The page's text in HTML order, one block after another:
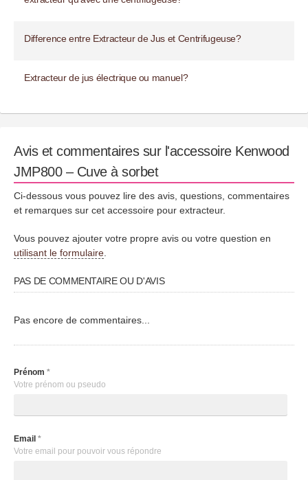
Difference entre Extracteur de Jus et Centrifugeuse?
Extracteur de jus électrique ou manuel?
Avis et commentaires sur l'accessoire Kenwood
JMP800 – Cuve à sorbet
Ci-dessous vous pouvez lire des avis, questions, commentaires
et remarques sur cet accessoire pour extracteur.
Vous pouvez ajouter votre propre avis ou votre question en
utilisant le formulaire
PAS DE COMMENTAIRE OU D'AVIS
Pas encore de commentaires...
Prénom *
Votre prénom ou pseudo
Email *
Votre email pour pouvoir vous répondre